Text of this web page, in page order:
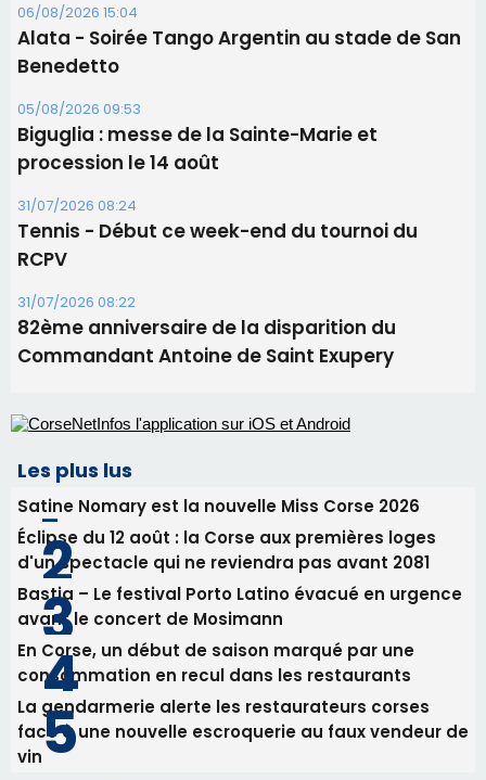
31/07/2026 08:24
Tennis - Début ce week-end du tournoi du
RCPV
31/07/2026 08:22
82ème anniversaire de la disparition du
Commandant Antoine de Saint Exupery
Les plus lus
Satine Nomary est la nouvelle Miss Corse 2026
Éclipse du 12 août : la Corse aux premières loges
d'un spectacle qui ne reviendra pas avant 2081
avant le concert de Mosimann
consommation en recul dans les restaurants
La gendarmerie alerte les restaurateurs corses
face à une nouvelle escroquerie au faux vendeur de
vin
Newsletter
Inscrivez-vous à la newsletter de CNI et recevez par
email les infos les plus importantes et une sélection de
nos meilleurs articles